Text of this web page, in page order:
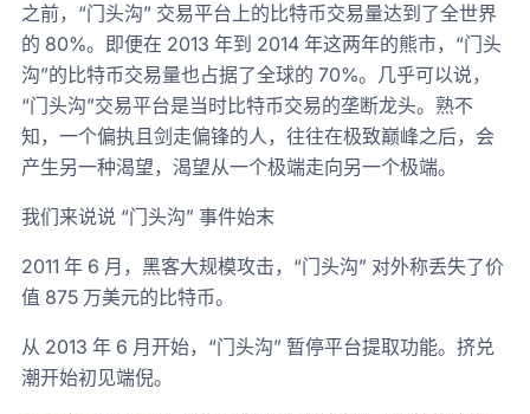
之前，“门头沟” 交易平台上的比特币交易量达到了全世界
的 80%。即便在 2013 年到 2014 年这两年的熊市，“门头
沟”的比特币交易量也占据了全球的 70%。几乎可以说，
“门头沟”交易平台是当时比特币交易的垄断龙头。熟不
知，一个偏执且剑走偏锋的人，往往在极致巅峰之后，会
产生另一种渴望，渴望从一个极端走向另一个极端。
我们来说说 “门头沟” 事件始末
2011 年 6 月，黑客大规模攻击，“门头沟” 对外称丢失了价
值 875 万美元的比特币。
从 2013 年 6 月开始，“门头沟” 暂停平台提取功能。挤兑
潮开始初见端倪。